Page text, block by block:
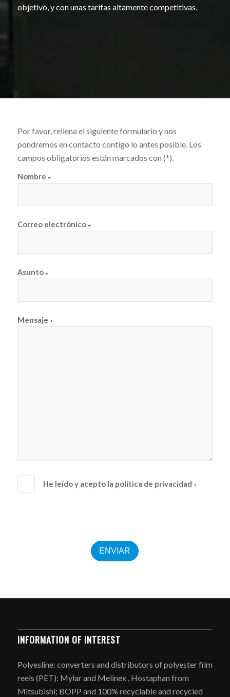
objetivo, y con unas tarifas altamente competitivas.
Por favor, rellena el siguiente formulario y nos
pondremos en contacto contigo lo antes posible. Los
campos obligatorios están marcados con (*).
Nombre ∗
Correo electrónico ∗
Asunto ∗
Mensaje ∗
He leído y acepto la política de privacidad ∗
ENVIAR
INFORMATION OF INTEREST
Polyesline: converters and distributors of polyester film
reels (PET): Mylar and Melinex , Hostaphan from
Mitsubishi; BOPP and 100% recyclable and recycled